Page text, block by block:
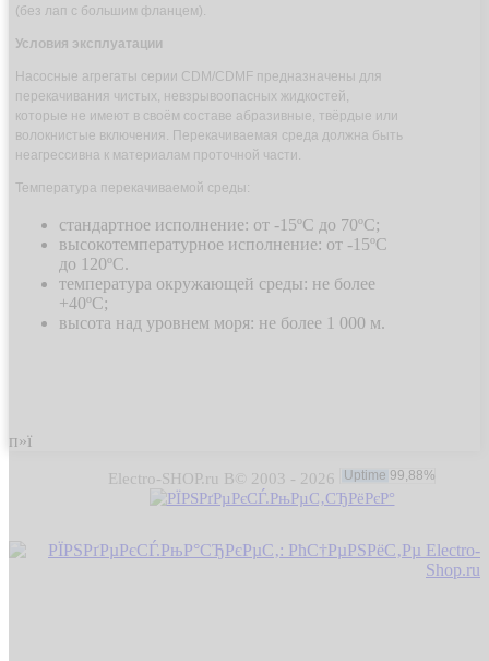
(без лап с большим фланцем).
Условия эксплуатации
Насосные агрегаты серии CDM/CDMF предназначены для
перекачивания чистых, невзрывоопасных жидкостей,
которые не имеют в своём составе абразивные, твёрдые или
волокнистые включения. Перекачиваемая среда должна быть
неагрессивна к материалам проточной части.
Температура перекачиваемой среды:
стандартное исполнение: от -15ºС до 70ºС;
высокотемпературное исполнение: от -15ºС
до 120ºС.
температура окружающей среды: не более
+40ºС;
высота над уровнем моря: не более 1 000 м.
п»ї
Electro-SHOP.ru В© 2003 - 2026